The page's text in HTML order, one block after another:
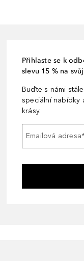
Přihlaste se k
slevu 15 % na
Buďte s námi
speciální nabídky
krásy.
Emailová adresa*